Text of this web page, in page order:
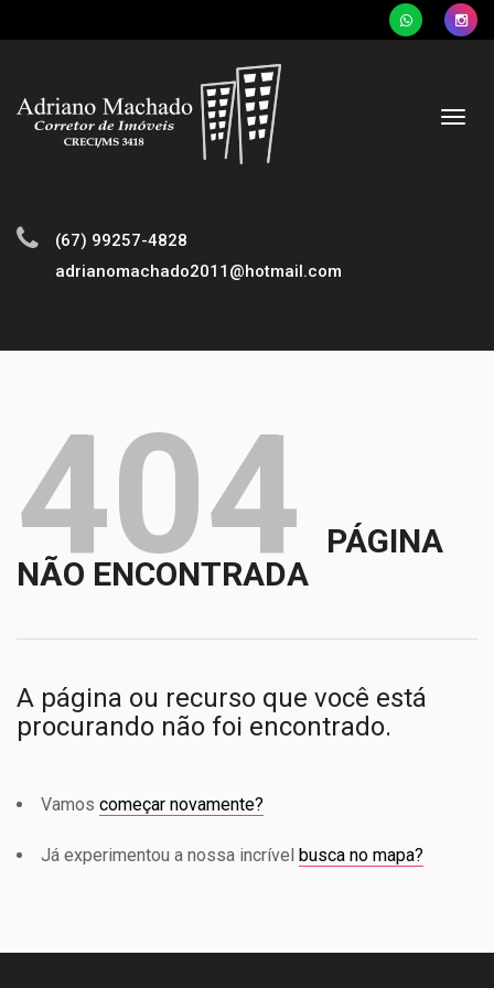
(67) 99257-4828
adrianomachado2011@hotmail.com
404
PÁGINA
NÃO ENCONTRADA
A página ou recurso que você está
procurando não foi encontrado.
Vamos começar novamente?
Já experimentou a nossa incrível busca no mapa?